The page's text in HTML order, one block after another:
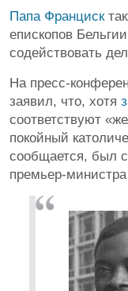
Папа Франциск
епископов
содействовать
На пресс-
заявил, что, хотя
соответствуют
покойный
сообщается, был
премьер-